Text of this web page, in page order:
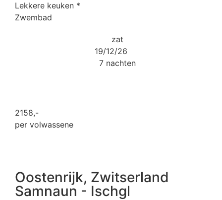
Lekkere keuken *
Zwembad
zat
19/12/26
7 nachten
2158,-
per volwassene
Oostenrijk, Zwitserland
Samnaun - Ischgl